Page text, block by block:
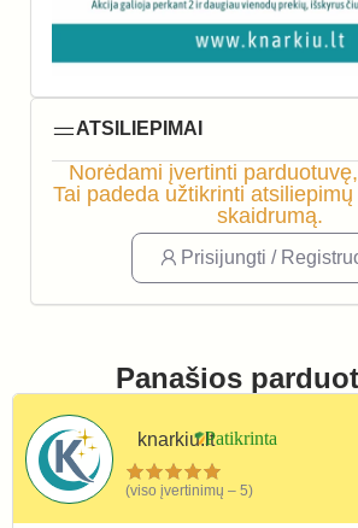
ATSILIEPIMAI
Norėdami įvertinti
Tai padeda užtikrinti
skaidrumą.
Prisijungti /
Panašios
knarkiu.lt
(viso įvertinimų – 5)